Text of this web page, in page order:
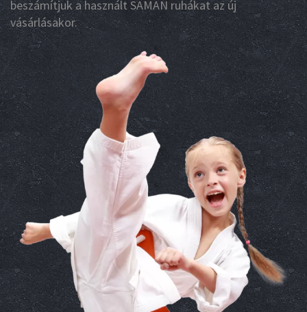
beszámítjuk a használt SAMAN ruhákat az új
vásárlásakor.